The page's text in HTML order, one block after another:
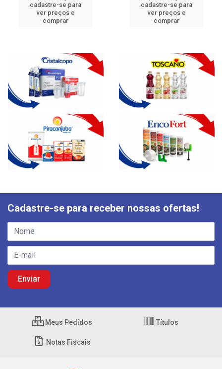
cadastre-se para
ver preços e
comprar
cadastre-se para
ver preços e
comprar
Cadastre-se para receber nossas ofertas!
Meus Pedidos Títulos
Notas Fiscais